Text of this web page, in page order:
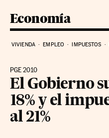
Economía
VIVIENDA EMPLEO IMPUESTOS
PGE 2010
El Gobierno
18% y el
al 21%